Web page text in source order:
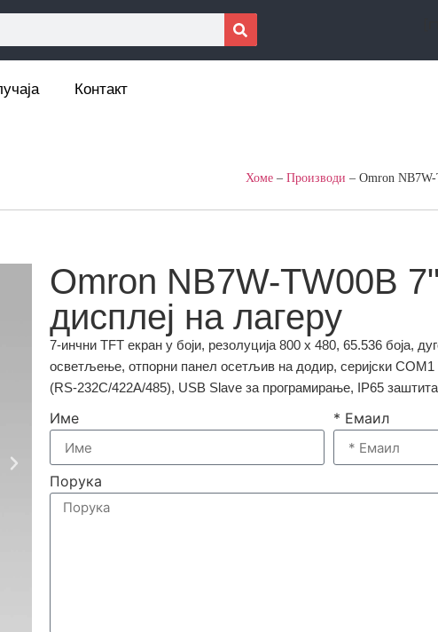
Контакт
Хоме – Производи – Omron NB7W-
Omron NB7W-TW00B
дисплеј на лагеру
7-инчни TFT екран у боји, резолуција 800 x 480, 65.536 боја,
осветљење, отпорни панел осетљив на додир, серијски COM1
(RS-232C/422A/485), USB Slave за програмирање, IP65
Име * Емаил
Порука